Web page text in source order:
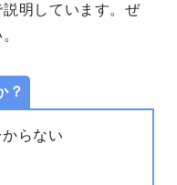
説明しています。ぜ
？
らない